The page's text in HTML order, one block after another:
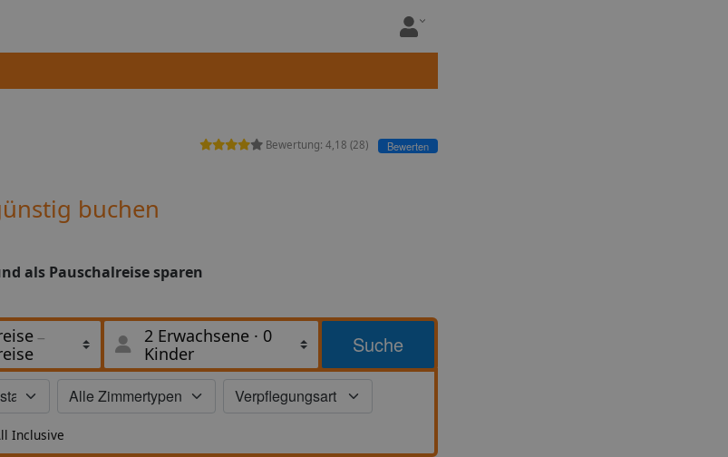
Bewertung: 4,18 (28) Bewerten
buchen
als Pauschalreise sparen
2 Erwachsene · 0
Kinder
Suche
Inclusive